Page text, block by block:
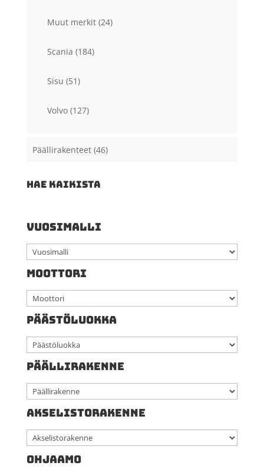
Muut merkit (24)
Scania (184)
Sisu (51)
Volvo (127)
Päällirakenteet (46)
HAE KAIKISTA
VUOSIMALLI
MOOTTORI
PÄÄSTÖLUOKKA
PÄÄLLIRAKENNE
AKSELISTORAKENNE
OHJAAMO